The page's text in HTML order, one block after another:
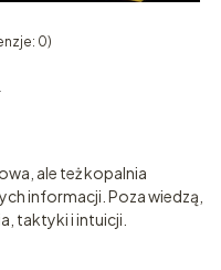
0)
ale też kopalnia
informacji. Poza wiedzą,
taktyki i intuicji.